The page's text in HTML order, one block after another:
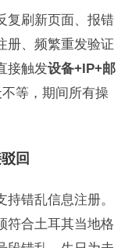
复刷新页面、报错
册、频繁重发验证
接触发设备+IP+邮
等，期间所有操
回
错乱信息注册。
符合土耳其当地格